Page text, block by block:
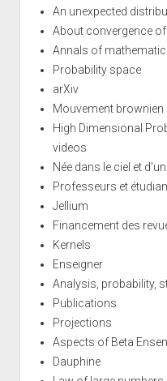
An unexpected
About convergence
Annals of
Probability space
arXiv
Mouvement
High Dimensional
videos
Née dans le ciel et
Professeurs et
Jellium
Financement des
Kernels
Enseigner
Analysis, probability,
Publications
Projections
Aspects of Beta
Dauphine